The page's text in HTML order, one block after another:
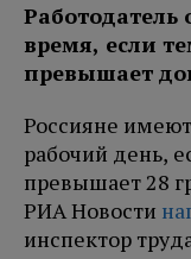
Работодатель
время, если
превышает
Россияне
рабочий день,
превышает 28
РИА Новости
инспектор